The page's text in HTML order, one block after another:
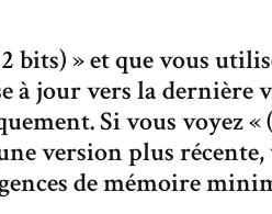
bits) » et que vous
à jour vers la dernière
Si vous voyez
version plus
de mémoire